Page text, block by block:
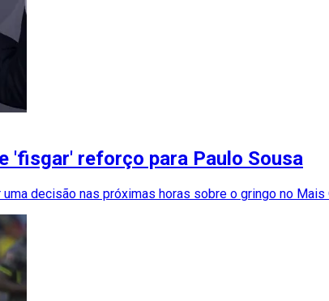
'fisgar' reforço para Paulo Sousa
decisão nas próximas horas sobre o gringo no Mais